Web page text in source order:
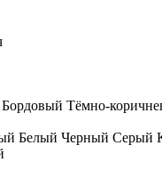
Бордовый Тёмно-
Белый Черный Серый